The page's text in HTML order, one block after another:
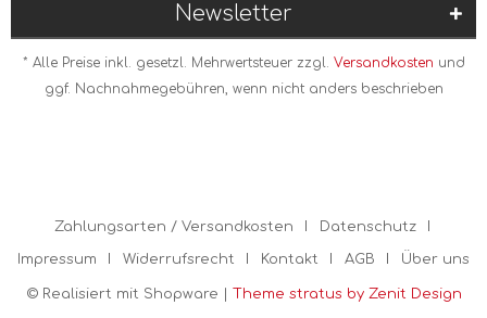
Newsletter
* Alle Preise inkl. gesetzl. Mehrwertsteuer zzgl. Versandkosten und
ggf. Nachnahmegebühren, wenn nicht anders beschrieben
Zahlungsarten / Versandkosten Datenschutz
Impressum Widerrufsrecht Kontakt AGB Über uns
© Realisiert mit Shopware | Theme stratus by Zenit Design